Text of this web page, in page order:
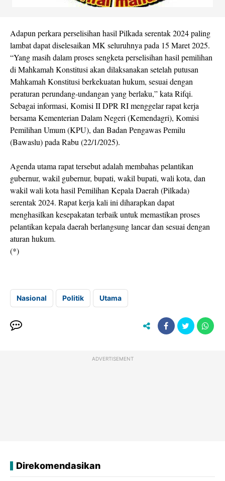
Adapun perkara perselisihan hasil Pilkada serentak 2024 paling
lambat dapat diselesaikan MK seluruhnya pada 15 Maret 2025.
“Yang masih dalam proses sengketa perselisihan hasil pemilihan
di Mahkamah Konstitusi akan dilaksanakan setelah putusan
Mahkamah Konstitusi berkekuatan hukum, sesuai dengan
peraturan perundang-undangan yang berlaku,” kata Rifqi.
Sebagai informasi, Komisi II DPR RI menggelar rapat kerja
bersama Kementerian Dalam Negeri (Kemendagri), Komisi
Pemilihan Umum (KPU), dan Badan Pengawas Pemilu
(Bawaslu) pada Rabu (22/1/2025).
Agenda utama rapat tersebut adalah membahas pelantikan
gubernur, wakil gubernur, bupati, wakil bupati, wali kota, dan
wakil wali kota hasil Pemilihan Kepala Daerah (Pilkada)
serentak 2024. Rapat kerja kali ini diharapkan dapat
menghasilkan kesepakatan terbaik untuk memastikan proses
pelantikan kepala daerah berlangsung lancar dan sesuai dengan
aturan hukum.
(*)
Nasional Politik Utama
ADVERTISEMENT
Direkomendasikan